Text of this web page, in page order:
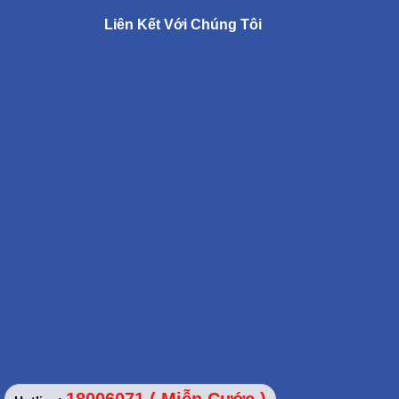
Liên Kết Với Chúng Tôi